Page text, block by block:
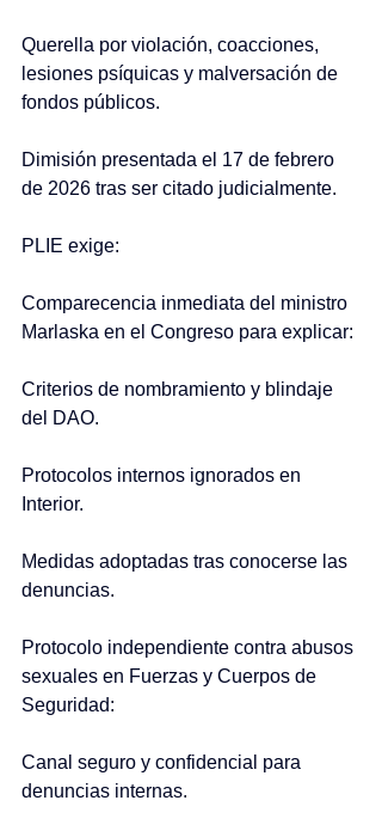
Querella por violación, coacciones,
lesiones psíquicas y malversación de
fondos públicos.
Dimisión presentada el 17 de febrero
de 2026 tras ser citado judicialmente.
PLIE exige:
Comparecencia inmediata del ministro
Marlaska en el Congreso para explicar:
Criterios de nombramiento y blindaje
del DAO.
Protocolos internos ignorados en
Interior.
Medidas adoptadas tras conocerse las
denuncias.
Protocolo independiente contra abusos
sexuales en Fuerzas y Cuerpos de
Seguridad:
Canal seguro y confidencial para
denuncias internas.